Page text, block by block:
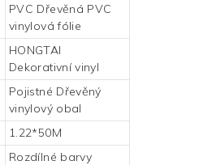
PVC Dřevěná PVC
vinylová fólie
HONGTAI
Dekorativní vinyl
Pojistné Dřevěný
vinylový obal
1.22*50M
Rozdílné barvy